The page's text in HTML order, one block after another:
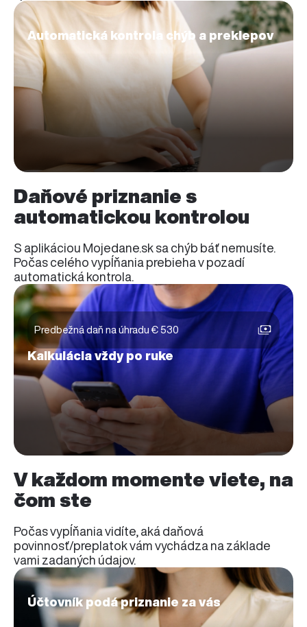
Automatická kontrola chýb a preklepov
Daňové priznanie s
automatickou kontrolou
S aplikáciou Mojedane.sk sa chýb báť nemusíte.
Počas celého vypĺňania prebieha v pozadí
automatická kontrola.
Predbežná daň na úhradu € 530
Kalkulácia vždy po ruke
V každom momente viete, na
čom ste
Počas vypĺňania vidíte, aká daňová
povinnosť/preplatok vám vychádza na základe
vami zadaných údajov.
Účtovník podá priznanie za vás